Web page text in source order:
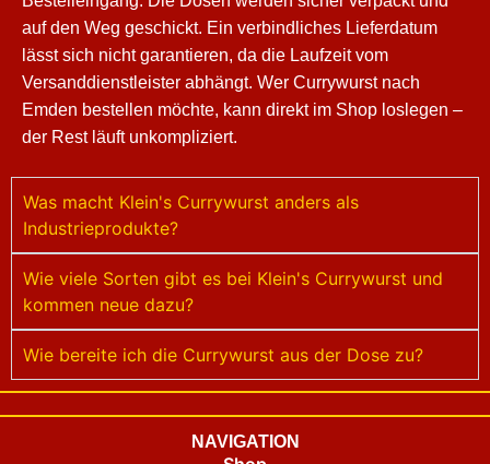
auf den Weg geschickt. Ein verbindliches Lieferdatum
lässt sich nicht garantieren, da die Laufzeit vom
Versanddienstleister abhängt. Wer Currywurst nach
Emden bestellen möchte, kann direkt im Shop loslegen –
der Rest läuft unkompliziert.
Was macht Klein's Currywurst anders als
Industrieprodukte?
Wie viele Sorten gibt es bei Klein's Currywurst und
kommen neue dazu?
Wie bereite ich die Currywurst aus der Dose zu?
NAVIGATION